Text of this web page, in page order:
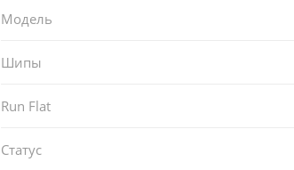
Модель
Шипы
Run Flat
Статус